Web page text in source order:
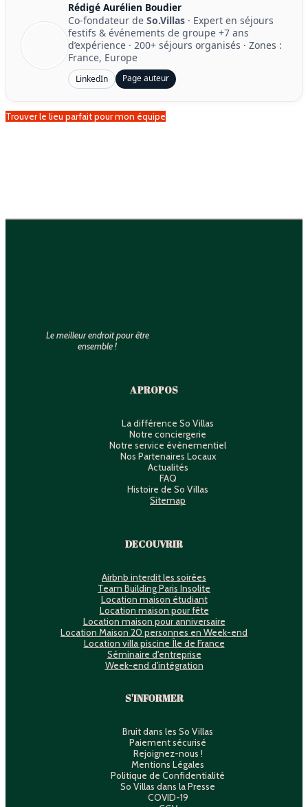
Rédigé Aurélien Boudier
Co-fondateur de So.Villas · Expert en séjours
festifs & événements de groupe +7 ans
d’expérience · 200+ séjours organisés · Zones :
France, Europe
LinkedIn Page auteur
Trouver le lieu parfait pour mon équipe
Le meilleur endroit pour être
ensemble !
A PROPOS
La différence So Villas
Notre conciergerie
Notre service évènementiel
Nos Partenaires Locaux
Actualités
FAQ
Histoire de So Villas
Sitemap
DECOUVRIR
Airbnb interdit les soirées
Team Building Paris Insolite
Location maison étudiant
Location maison pour fête
Location maison pour anniversaire
Location Maison 20 personnes en Week-end
Location villa piscine Île de France
Séminaire d'entreprise
Week-end d'intégration
S'INFORMER
Bruit dans les So Villas
Paiement sécurisé
Rejoignez-nous !
Mentions Légales
Politique de Confidentialité
So Villas dans la Presse
COVID-19